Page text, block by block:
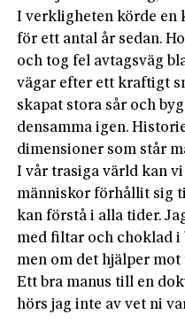
I verkligheten körde en
för ett antal år sedan.
och tog fel avtagsväg
vägar efter ett kraftigt
skapat stora sår och
densamma igen.
dimensioner som står
I vår trasiga värld kan
människor förhållit sig
kan förstå i alla tider.
med filtar och choklad i
men om det hjälper
Ett bra manus till en
hörs jag inte av vet ni